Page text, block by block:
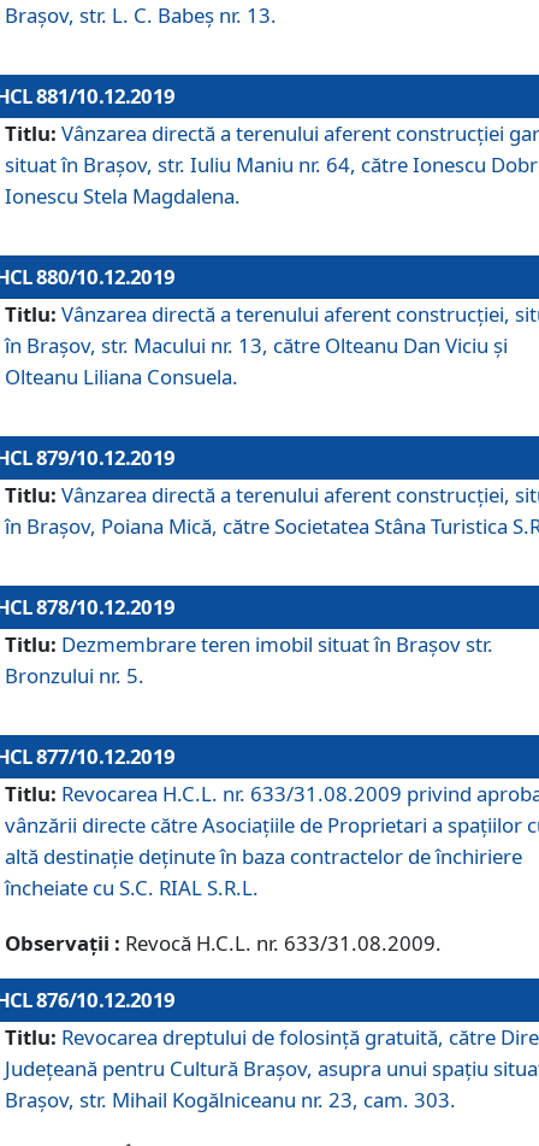
Brașov, str. L. C. Babeș nr. 13.
881/10.12.2019
Titlu: Vânzarea directă a terenului aferent construcției
situat în Brașov, str. Iuliu Maniu nr. 64, către Ionescu
Ionescu Stela Magdalena.
880/10.12.2019
Titlu: Vânzarea directă a terenului aferent construcției,
în Brașov, str. Macului nr. 13, către Olteanu Dan Viciu și
Olteanu Liliana Consuela.
879/10.12.2019
Titlu: Vânzarea directă a terenului aferent construcției,
în Brașov, Poiana Mică, către Societatea Stâna Turistica
878/10.12.2019
Titlu: Dezmembrare teren imobil situat în Brașov str.
Bronzului nr. 5.
877/10.12.2019
Titlu: Revocarea H.C.L. nr. 633/31.08.2009 privind
vânzării directe către Asociațiile de Proprietari a spațiilor
altă destinație deținute în baza contractelor de închiriere
încheiate cu S.C. RIAL S.R.L.
Observații : Revocă H.C.L. nr. 633/31.08.2009.
876/10.12.2019
Titlu: Revocarea dreptului de folosinţă gratuită, către
Judeţeană pentru Cultură Braşov, asupra unui spaţiu
Braşov, str. Mihail Kogălniceanu nr. 23, cam. 303.